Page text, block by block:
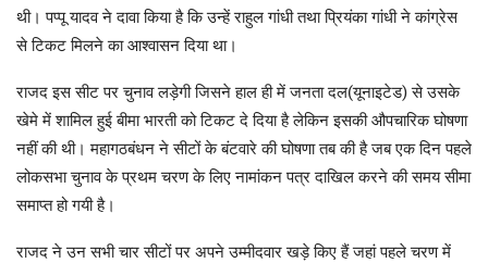
थी। पप्पू यादव ने दावा किया है कि उन्हें राहुल गांधी तथा प्रियंका गांधी ने कांग्रेस
से टिकट मिलने का आश्वासन दिया था।
राजद इस सीट पर चुनाव लड़ेगी जिसने हाल ही में जनता दल(यूनाइटेड) से उसके
खेमे में शामिल हुई बीमा भारती को टिकट दे दिया है लेकिन इसकी औपचारिक घोषणा
नहीं की थी। महागठबंधन ने सीटों के बंटवारे की घोषणा तब की है जब एक दिन पहले
लोकसभा चुनाव के प्रथम चरण के लिए नामांकन पत्र दाखिल करने की समय सीमा
समाप्त हो गयी है।
राजद ने उन सभी चार सीटों पर अपने उम्मीदवार खड़े किए हैं जहां पहले चरण में